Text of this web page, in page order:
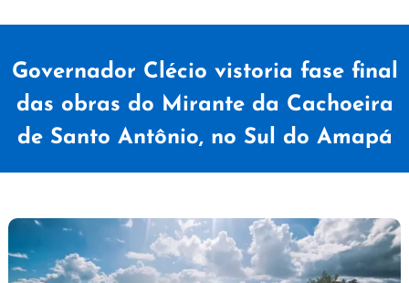
Governador Clécio vistoria fase final
das obras do Mirante da Cachoeira
de Santo Antônio, no Sul do Amapá